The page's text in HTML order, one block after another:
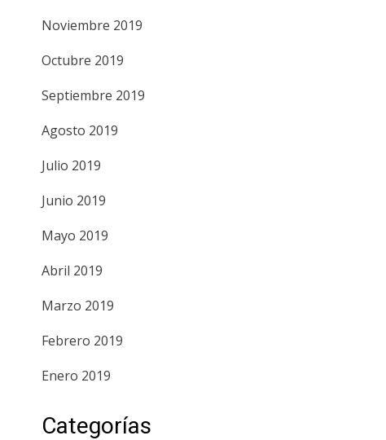
Noviembre 2019
Octubre 2019
Septiembre 2019
Agosto 2019
Julio 2019
Junio 2019
Mayo 2019
Abril 2019
Marzo 2019
Febrero 2019
Enero 2019
Categorías